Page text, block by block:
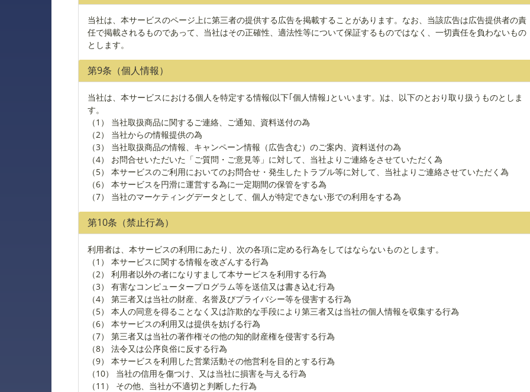
当社は、本サービスのページ上に第三者の提供する広告を掲載することがあります。なお、当該広告は広告提供者の責
任で掲載されるものであって、当社はその正確性、適法性等について保証するものではなく、一切責任を負わないもの
とします。
第9条（個人情報）
当社は、本サービスにおける個人を特定する情報(以下｢個人情報｣といいます。)は、以下のとおり取り扱うものとしま
す。
（1） 当社取扱商品に関するご連絡、ご通知、資料送付の為
（2） 当社からの情報提供の為
（3） 当社取扱商品の情報、キャンペーン情報（広告含む）のご案内、資料送付の為
（4） お問合せいただいた「ご質問・ご意見等」に対して、当社よりご連絡をさせていただく為
（5） 本サービスのご利用においてのお問合せ・発生したトラブル等に対して、当社よりご連絡させていただく為
（6） 本サービスを円滑に運営する為に一定期間の保管をする為
（7） 当社のマーケティングデータとして、個人が特定できない形での利用をする為
第10条（禁止行為）
利用者は、本サービスの利用にあたり、次の各項に定める行為をしてはならないものとします。
（1） 本サービスに関する情報を改ざんする行為
（2） 利用者以外の者になりすまして本サービスを利用する行為
（3） 有害なコンピュータープログラム等を送信又は書き込む行為
（4） 第三者又は当社の財産、名誉及びプライバシー等を侵害する行為
（5） 本人の同意を得ることなく又は詐欺的な手段により第三者又は当社の個人情報を収集する行為
（6） 本サービスの利用又は提供を妨げる行為
（7） 第三者又は当社の著作権その他の知的財産権を侵害する行為
（8） 法令又は公序良俗に反する行為
（9） 本サービスを利用した営業活動その他営利を目的とする行為
（10） 当社の信用を傷つけ、又は当社に損害を与える行為
（11） その他、当社が不適切と判断した行為